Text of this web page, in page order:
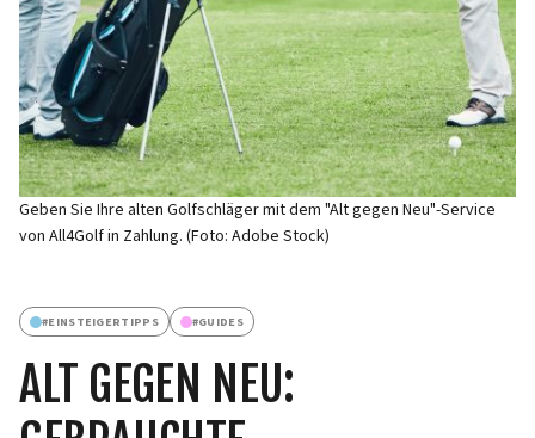
Geben Sie Ihre alten Golfschläger mit dem "Alt gegen Neu"-Service
von All4Golf in Zahlung. (Foto: Adobe Stock)
#EINSTEIGERTIPPS #GUIDES
ALT GEGEN NEU: